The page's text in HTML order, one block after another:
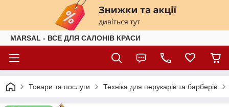
MARSAL - ВСЕ ДЛЯ САЛОНІВ КРАСИ
Товари та послуги Техніка для перукарів та барберів